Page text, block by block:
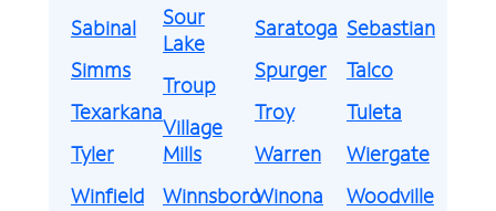
Sabinal
Simms
Texarkana
Tyler
Winfield
Sour
Lake
Troup
Village
Mills
Winnsboro
Saratoga
Spurger
Troy
Warren
Winona
Sebastian
Talco
Tuleta
Wiergate
Woodville